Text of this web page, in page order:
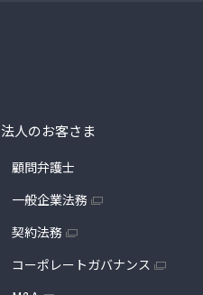
法人のお客さま
顧問弁護士
一般企業法務
契約法務
コーポレートガバナンス